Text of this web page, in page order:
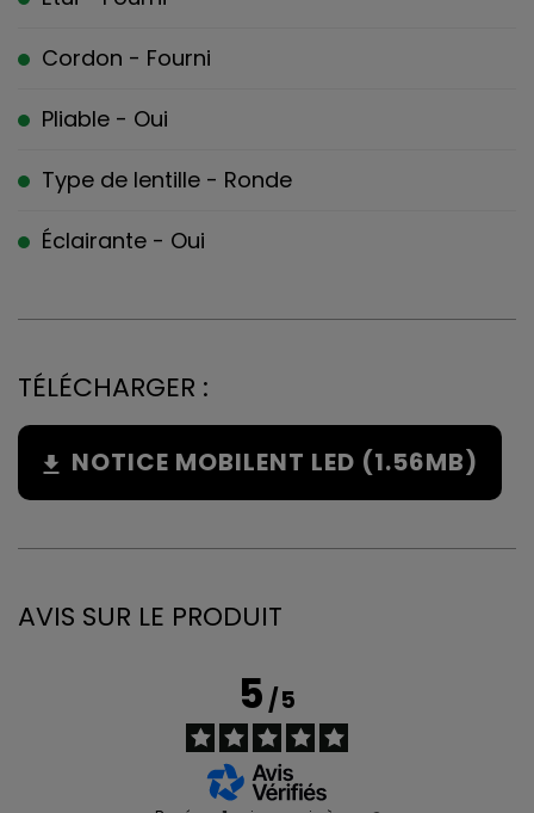
Cordon - Fourni
Pliable - Oui
Type de lentille - Ronde
Éclairante - Oui
TÉLÉCHARGER :
NOTICE MOBILENT LED (1.56MB)
AVIS SUR LE PRODUIT
5/5